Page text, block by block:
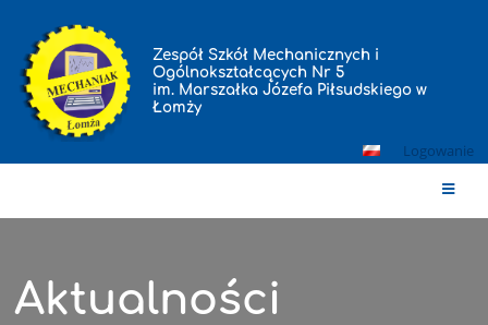
Zespół Szkół Mechanicznych i
Ogólnokształcących Nr 5
im. Marszałka Józefa Piłsudskiego w
Łomży
Logowanie
Aktualności